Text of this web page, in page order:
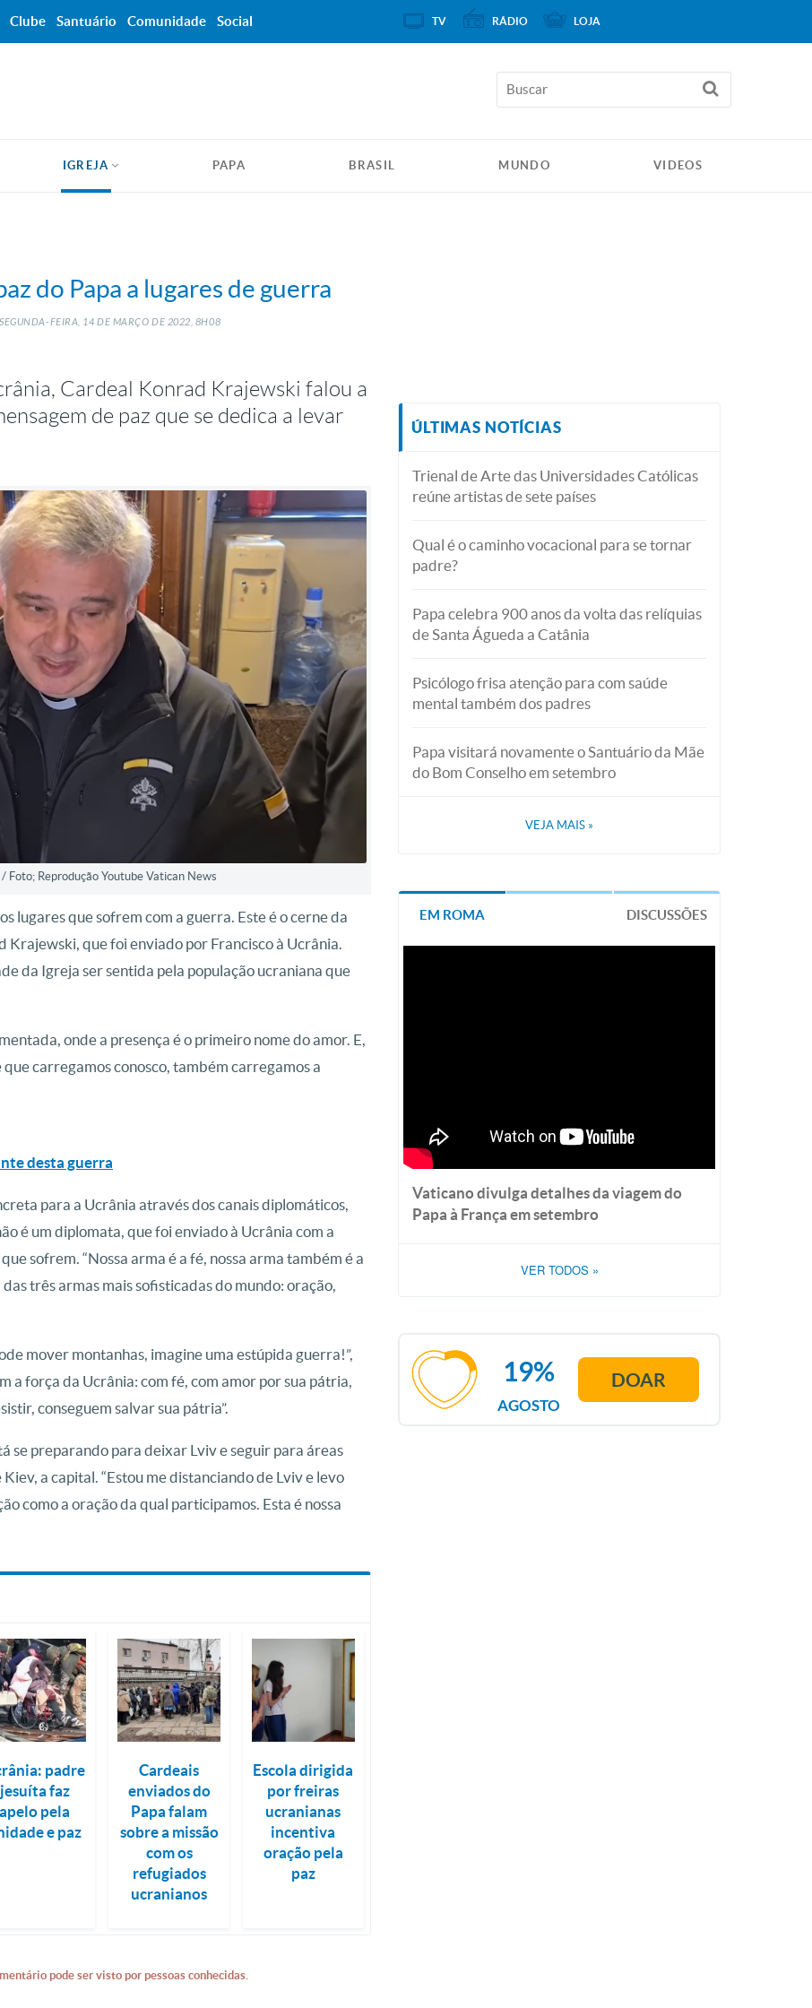
IGREJA PAPA BRASIL MUNDO VIDEOS
do Papa a lugares de guerra
FEIRA, 14 DE MARÇO DE 2022, 8H08
Cardeal Konrad Krajewski falou a
de paz que se dedica a levar
Foto; Reprodução Youtube Vatican News
lugares que sofrem com a guerra. Este é o cerne da
que foi enviado por Francisco à Ucrânia.
da Igreja ser sentida pela população ucraniana que
onde a presença é o primeiro nome do amor. E,
carregamos conosco, também carregamos a
desta guerra
para a Ucrânia através dos canais diplomáticos,
é um diplomata, que foi enviado à Ucrânia com a
sofrem. “Nossa arma é a fé, nossa arma também é a
três armas mais sofisticadas do mundo: oração,
mover montanhas, imagine uma estúpida guerra!”,
a força da Ucrânia: com fé, com amor por sua pátria,
conseguem salvar sua pátria”.
se preparando para deixar Lviv e seguir para áreas
a capital. “Estou me distanciando de Lviv e levo
como a oração da qual participamos. Esta é nossa
padre
jesuíta faz
apelo pela
e paz
Cardeais
enviados do
Papa falam
sobre a missão
com os
refugiados
ucranianos
Escola dirigida
por freiras
ucranianas
incentiva
oração pela
paz
pode ser visto por pessoas conhecidas.
ÚLTIMAS NOTÍCIAS
Trienal de Arte das Universidades Católicas
reúne artistas de sete países
Qual é o caminho vocacional para se tornar
padre?
Papa celebra 900 anos da volta das relíquias
de Santa Águeda a Catânia
Psicólogo frisa atenção para com saúde
mental também dos padres
Papa visitará novamente o Santuário da Mãe
do Bom Conselho em setembro
VEJA MAIS »
EM ROMA DISCUSSÕES
Vaticano divulga detalhes da viagem do
Papa à França em setembro
VER TODOS »
AGOSTO
19% DOAR
Clube Santuário Comunidade Social TV RÁDIO LOJA